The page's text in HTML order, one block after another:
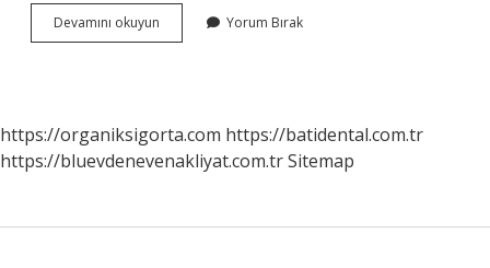
Devamını okuyun
Hat
Yorum Bırak
https://organiksigorta.com https://batidental.com.tr
https://bluevdenevenakliyat.com.trSitemap